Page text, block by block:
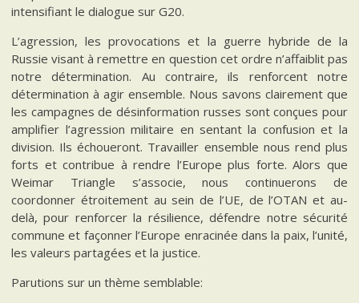
intensifiant le dialogue sur G20.
L’agression, les provocations et la guerre hybride de la
Russie visant à remettre en question cet ordre n’affaiblit pas
notre détermination. Au contraire, ils renforcent notre
détermination à agir ensemble. Nous savons clairement que
les campagnes de désinformation russes sont conçues pour
amplifier l’agression militaire en sentant la confusion et la
division. Ils échoueront. Travailler ensemble nous rend plus
forts et contribue à rendre l’Europe plus forte. Alors que
Weimar Triangle s’associe, nous continuerons de
coordonner étroitement au sein de l’UE, de l’OTAN et au-
delà, pour renforcer la résilience, défendre notre sécurité
commune et façonner l’Europe enracinée dans la paix, l’unité,
les valeurs partagées et la justice.
Parutions sur un thème semblable: